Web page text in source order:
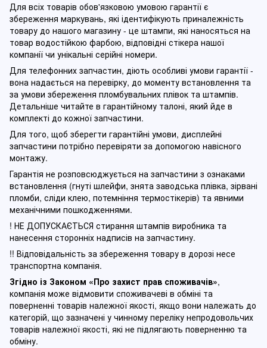
Для всіх товарів обов'язковою умовою гарантії є
збереження маркувань, які ідентифікують приналежність
товару до нашого магазину - це штампи, які наносяться на
товар водостійкою фарбою, відповідні стікера нашої
компанії чи унікальні серійні номери.
Для телефонних запчастин, діють особливі умови гарантії -
вона надається на перевірку, до моменту встановлення та
за умови збереження пломбувальних плівок та штампів.
Детальніше читайте в гарантійному талоні, який йде в
комплекті до кожної запчастини.
Для того, щоб зберегти гарантійні умови, дисплейні
запчастини потрібно перевіряти за допомогою навісного
монтажу.
Гарантія не розповсюджується на запчастини з ознаками
встановлення (гнуті шлейфи, знята заводська плівка, зірвані
пломби, сліди клею, потемніння термостікерів) та явними
механічними пошкодженнями.
! НЕ ДОПУСКАЄТЬСЯ стирання штампів виробника та
нанесення сторонніх надписів на запчастину.
!! Відповідальність за збереження товару в дорозі несе
транспортна компанія.
Згідно із Законом «Про захист прав споживачів»,
компанія може відмовити споживачеві в обміні та
поверненні товарів належної якості, якщо вони належать до
категорій, що зазначені у чинному переліку непродовольчих
товарів належної якості, які не підлягають поверненню та
обміну.